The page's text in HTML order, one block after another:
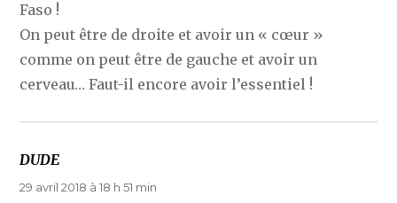
Faso !
On peut être de droite et avoir un « cœur »
comme on peut être de gauche et avoir un
cerveau… Faut-il encore avoir l’essentiel !
DUDE
29 avril 2018 à 18 h 51 min